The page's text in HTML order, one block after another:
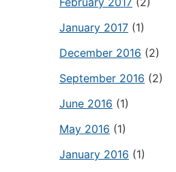
January 2017 (1)
December 2016 (2)
September 2016 (2)
June 2016 (1)
May 2016 (1)
January 2016 (1)